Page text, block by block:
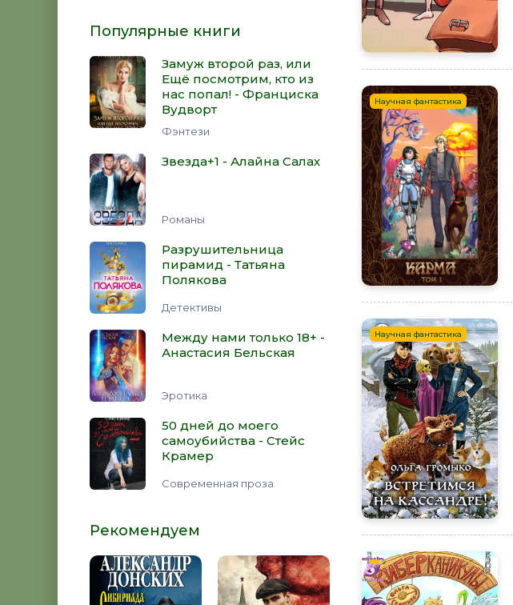
Популярные книги
Замуж второй раз, или
Ещё посмотрим, кто из
нас попал! - Франциска
Вудворт
Фэнтези
Звезда+1 - Алайна Салах
Романы
Разрушительница
пирамид - Татьяна
Полякова
Детективы
Между нами только 18+ -
Анастасия Бельская
Эротика
50 дней до моего
самоубийства - Стейс
Крамер
Современная проза
Рекомендуем
Научная фантастика
Научная фантастика